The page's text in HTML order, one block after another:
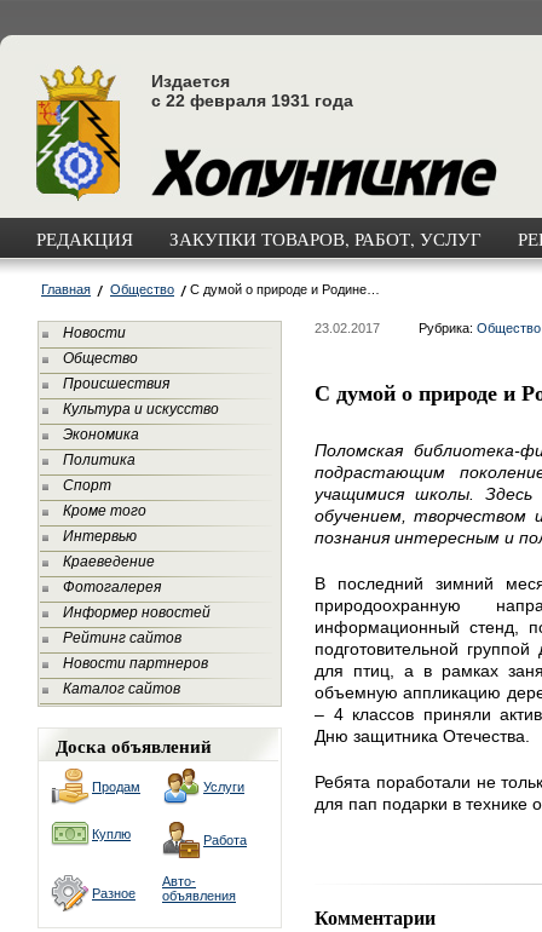
Издается
с 22 февраля 1931 года
РЕДАКЦИЯ ЗАКУПКИ ТОВАРОВ, РАБОТ, УСЛУГ
Главная Общество С думой о природе и Родине…
Новости
Общество
Происшествия
Культура и искусство
Экономика
Политика
Спорт
Кроме того
Интервью
Краеведение
Фотогалерея
Информер новостей
Рейтинг сайтов
Новости партнеров
Каталог сайтов
Доска объявлений
Продам Услуги
Куплю Работа
Разное
Авто-
объявления
23.02.2017 Рубрика: Общество
С думой о природе и
Поломская библиотека-
подрастающим
учащимися школы.
обучением, творчеством
познания интересным и
В последний зимний
природоохранную
информационный стенд,
подготовительной
для птиц, а в рамках
объемную аппликацию
– 4 классов приняли
Дню защитника Отечества.
Ребята поработали не
для пап подарки в технике
Комментарии